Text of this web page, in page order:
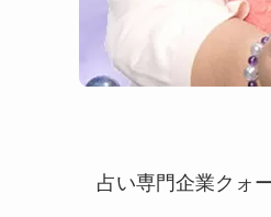
占い専門企業クォ